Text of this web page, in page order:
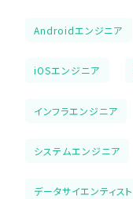
Androidエンジニア
iOSエンジニア
インフラエンジニア
システムエンジニア
データサイエンティスト